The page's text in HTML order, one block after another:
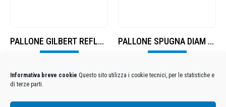
Informativa breve cookie Questo sito utilizza i cookie tecnici, per le statistiche e
di terze parti.
PALLONE GILBERT REFLEX TRAINER PALLONE SPUGNA DIAM 20 CM
Condizioni Generali di Utilizzo-Cookies-Privacy